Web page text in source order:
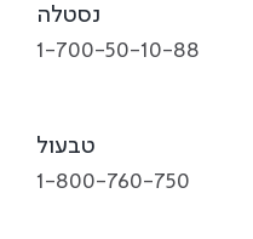
נסטלה
1-700-50-10-88
טבעול
1-800-760-750